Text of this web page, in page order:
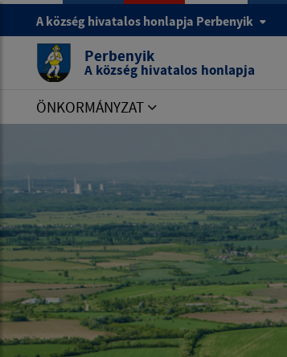
A község hivatalos honlapja Perbenyik
Perbenyik
A község hivatalos honlapja
ÖNKORMÁNYZAT